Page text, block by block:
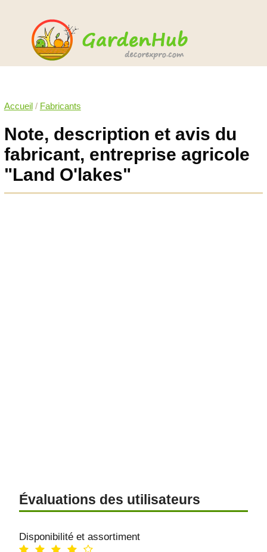
Accueil/ Fabricants
Note, description et avis du
fabricant, entreprise agricole
"Land O'lakes"
Évaluations des utilisateurs
Disponibilité et assortiment